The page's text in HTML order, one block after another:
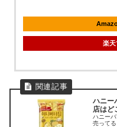
楽
ハニー
店はど
ハニー
売って